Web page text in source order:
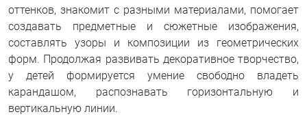
оттенков, знакомит с разными материалами, помогает
создавать предметные и сюжетные изображения,
составлять узоры и композиции из геометрических
форм. Продолжая развивать декоративное творчество,
у детей формируется умение свободно владеть
карандашом, распознавать горизонтальную и
вертикальную линии.